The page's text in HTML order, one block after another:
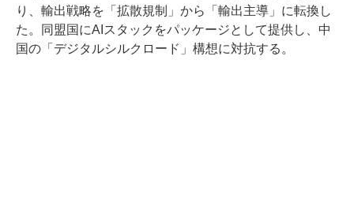
り、輸出戦略を「拡散規制」から「輸出主導」に転換し
た。同盟国にAIスタックをパッケージとして提供し、中
国の「デジタルシルクロード」構想に対抗する。